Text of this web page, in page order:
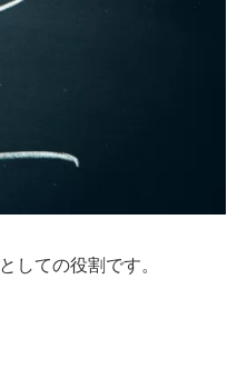
としての役割です。